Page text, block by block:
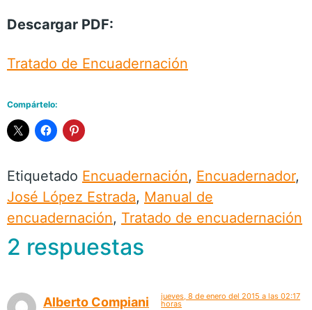
Descargar PDF:
Tratado de Encuadernación
Compártelo:
Etiquetado Encuadernación, Encuadernador,
José López Estrada, Manual de
encuadernación, Tratado de encuadernación
2 respuestas
Alberto Compiani
jueves, 8 de enero del 2015 a las 02:17
horas